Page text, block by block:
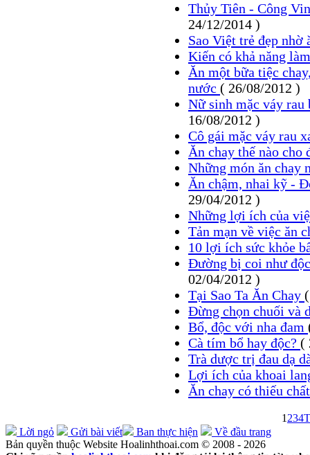
Thủy Tiên - Công
24/12/2014 )
Sao Việt trẻ đẹp nhờ
Kiến có khả năng
Ăn một bữa tiệc
nước ( 26/08/2012 )
Nữ sinh mặc váy
16/08/2012 )
Cô gái mặc váy rau
Ăn chay thế nào cho
Những món ăn chay
Ăn chậm, nhai kỹ -
29/04/2012 )
Những lợi ích của
Tản mạn về việc ăn
10 lợi ích sức khỏe
Đường bị coi như
02/04/2012 )
Tại Sao Ta Ăn Chay
Đừng chọn chuối và
Bổ, độc với nha đam
Cà tím bổ hay độc? (
Trà dược trị đau dạ
Lợi ích của khoai
Ăn chay có thiếu
1 234
Lời ngỏ
Gửi bài viết Ban thực hiện
Về đầu trang
Bản quyền thuộc Website Hoalinhthoai.com © 2008 - 2026